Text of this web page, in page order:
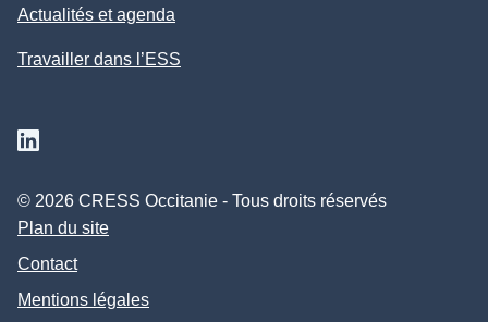
Actualités et agenda
Travailler dans l’ESS
© 2026 CRESS Occitanie - Tous droits réservés
Plan du site
Contact
Mentions légales